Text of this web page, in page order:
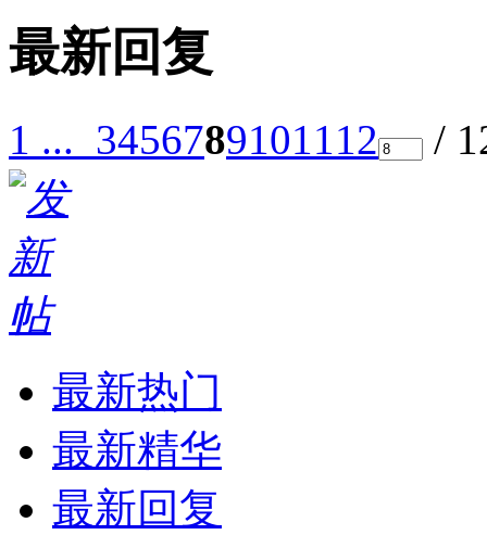
最新回复
1 ... 3456789101112 /
最新热门
最新精华
最新回复